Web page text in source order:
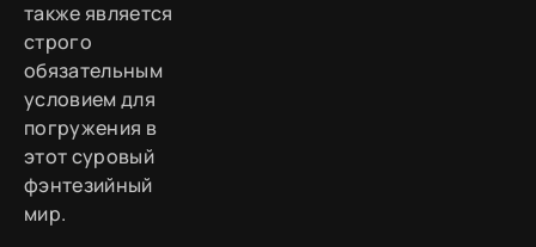
также является
строго
обязательным
условием для
погружения в
этот суровый
фэнтезийный
мир.